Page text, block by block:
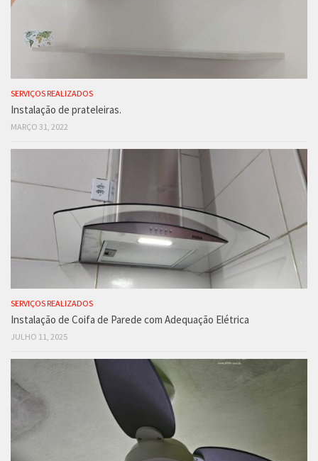
SERVIÇOS REALIZADOS
Instalação de prateleiras.
MARÇO 31, 2022
SERVIÇOS REALIZADOS
Instalação de Coifa de Parede com Adequação Elétrica
JULHO 11, 2025